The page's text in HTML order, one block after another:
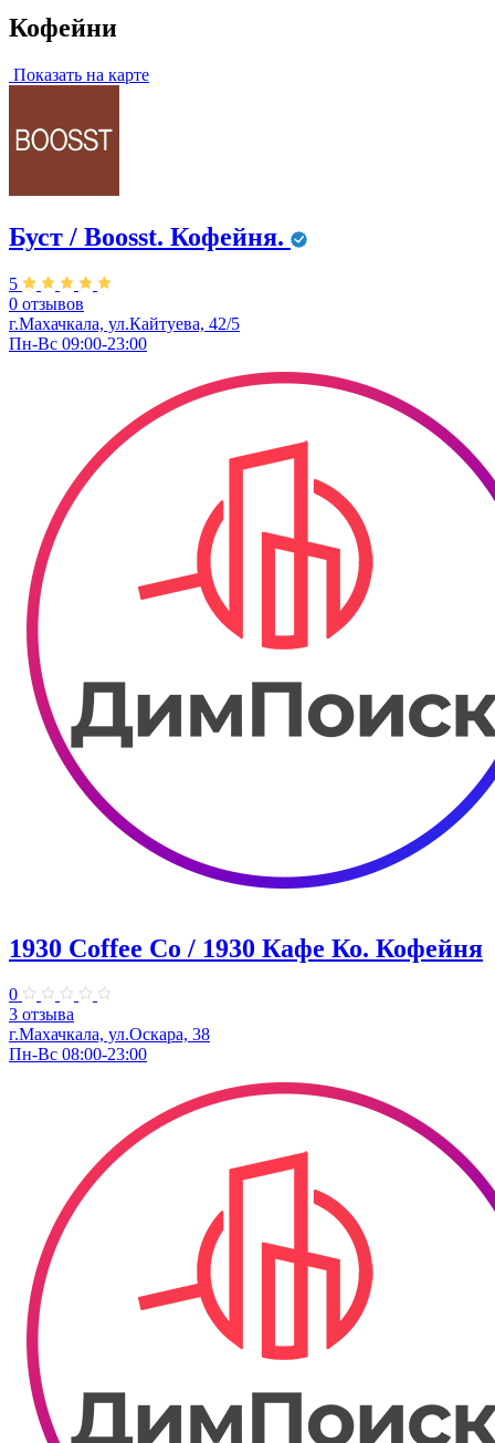
Кофейни
Показать на карте
Буст / Boosst. Кофейня.
5
0 отзывов
г.Махачкала, ул.Кайтуева, 42/5
Пн-Вс 09:00-23:00
1930 Coffee Co / 1930 Кафе Ко. Кофейня
0
3 отзыва
г.Махачкала, ​ул.Оскара, 38
Пн-Вс 08:00-23:00